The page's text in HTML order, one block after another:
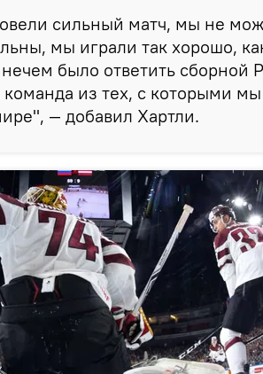
сильный матч, мы не
мы играли так хорошо,
было ответить сборной
из тех, с которыми
— добавил Хартли.